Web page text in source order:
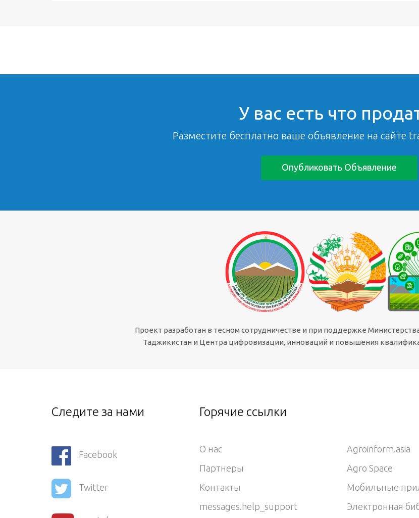
У вас есть что
Разместите бесплатно ваше объявление на сайте
Опубликовать Объявление
Проект разработан в тесном сотрудничестве и при поддержке
Таджикистан и Центра цифровизации, инноваций и повышения
Следите за нами
Facebook
Twitter
Горячие ссылки
О нас
Партнеры
Контакты
messages.help_support
Agroinform.asia
Agro Space
Мобильные
Электронная